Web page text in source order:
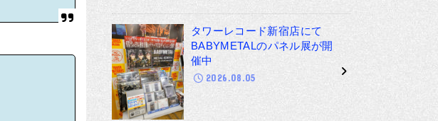
タワーレコード新宿店にて
BABYMETALのパネル展が開
催中
2026.08.05